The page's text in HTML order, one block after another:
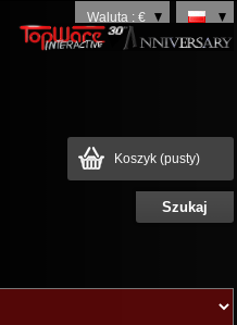
Waluta : €
Koszyk (pusty)